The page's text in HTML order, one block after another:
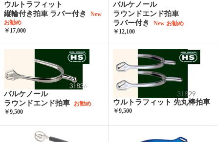
ウルトラフィット
縦輪付き拍車 ラバー付き
New
お勧め
￥17,000
バルケノール
ラウンドエンド拍車
ラバー付き
New お勧め
￥12,100
バルケノール
ラウンドエンド拍車
お勧め
￥9,500
ウルトラフィット 先丸棒拍車
￥9,500